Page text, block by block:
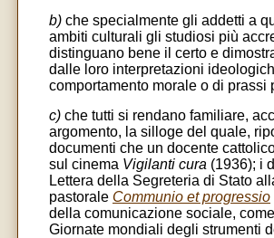
b) che specialmente gli addetti a
ambiti culturali gli studiosi più
distinguano bene il certo e
dalle loro interpretazioni
comportamento morale o di prassi
c) che tutti si rendano familiare,
argomento, la silloge del quale,
documenti che un docente
sul cinema Vigilanti cura (1936); i
Lettera della Segreteria di Stato
pastorale Communio et progressio
della comunicazione sociale,
Giornate mondiali degli strumenti